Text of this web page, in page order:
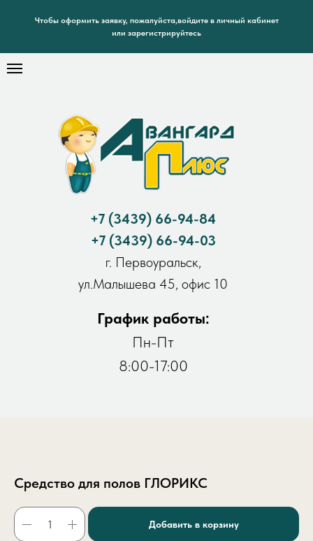
Чтобы оформить заявку, пожалуйста,войдите в личный кабинет
или зарегистрируйтесь
+7 (3439) 66-94-84
+7 (3439) 66-94-03
г. Первоуральск,
ул.Малышева 45, офис 10
График работы:
Пн-Пт
8:00-17:00
Средство для полов ГЛОРИКС
Добавить в корзину